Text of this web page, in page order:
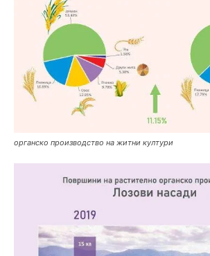
органско производство на житни култури